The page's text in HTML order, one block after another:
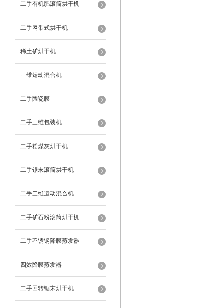
二手有机肥滚筒烘干机
二手网带式烘干机
稀土矿烘干机
三维运动混合机
二手陶瓷膜
二手三维包装机
二手粉煤灰烘干机
二手锯末滚筒烘干机
二手三维运动混合机
二手矿石粉滚筒烘干机
二手不锈钢降膜蒸发器
四效降膜蒸发器
二手回转锯末烘干机